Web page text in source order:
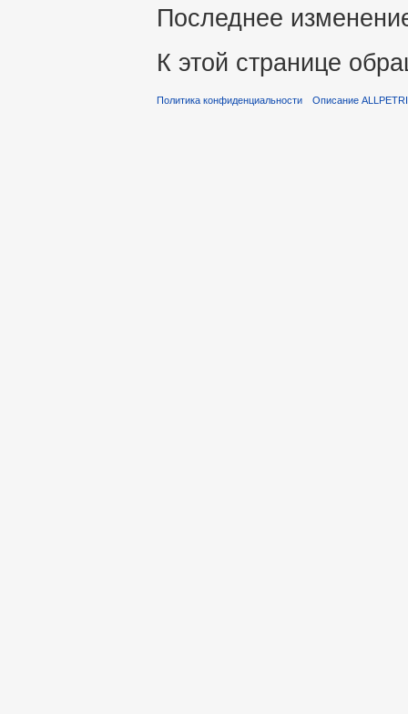
Последнее
К этой странице
Политика конфиденциальности Описание